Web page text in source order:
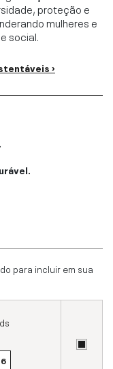
proteção e
mulheres e
social.
›
para incluir em sua